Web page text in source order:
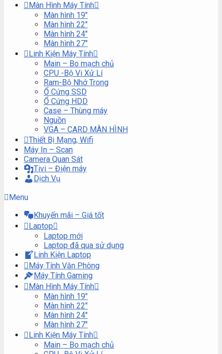
Màn Hình Máy Tính
Màn hình 19″
Màn hình 22″
Màn hình 24″
Màn hình 27″
Linh Kiện Máy Tính
Main – Bo mạch chủ
CPU -Bộ Vi Xử Lí
Ram-Bộ Nhớ Trong
Ổ Cứng SSD
Ổ Cứng HDD
Case – Thùng máy
Nguồn
VGA – CARD MÀN HÌNH
Thiết Bị Mạng, Wifi
Máy In – Scan
Camera Quan Sát
Tivi – Điện máy
Dịch Vụ
Menu
Khuyến mãi – Giá tốt
Laptop
Laptop mới
Laptop đã qua sử dụng
Linh Kiện Laptop
Máy Tính Văn Phòng
Máy Tính Gaming
Màn Hình Máy Tính
Màn hình 19″
Màn hình 22″
Màn hình 24″
Màn hình 27″
Linh Kiện Máy Tính
Main – Bo mạch chủ